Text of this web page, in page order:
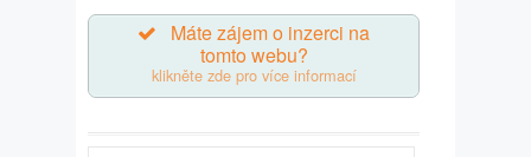
Máte zájem o inzerci na
tomto webu?
klikněte zde pro více informací